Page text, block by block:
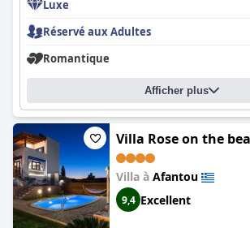
Luxe
Réservé aux Adultes
Romantique
Afficher plus
Villa Rose on the
Villa à Afantou
9,4 Excellent